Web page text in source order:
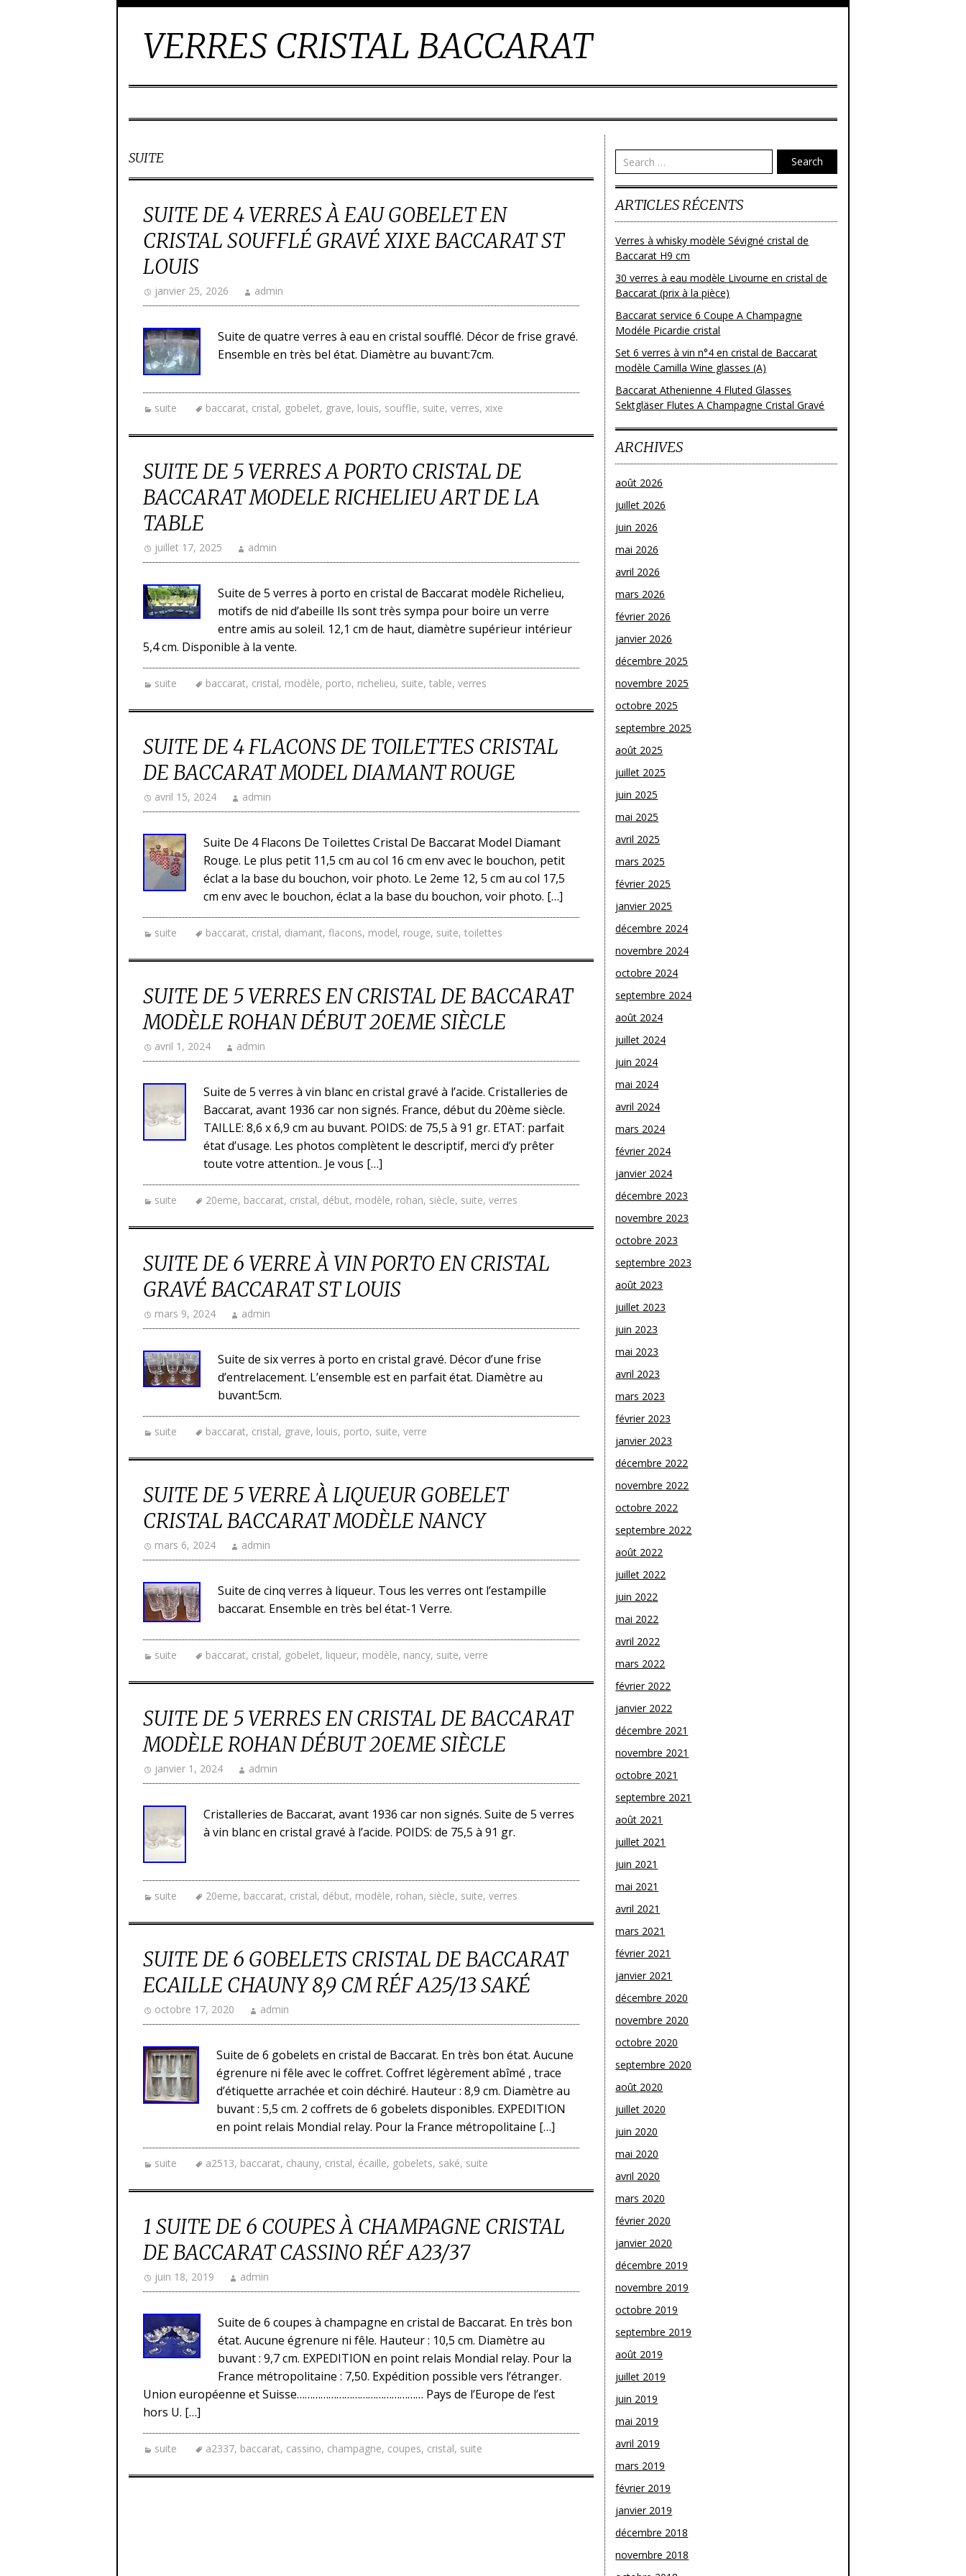
VERRES CRISTAL BACCARAT
SUITE
SUITE DE 4 VERRES À EAU GOBELET EN
CRISTAL SOUFFLÉ GRAVÉ XIXE BACCARAT ST
LOUIS
janvier 25, 2026 admin
Suite de quatre verres à eau en cristal soufflé. Décor de frise gravé.
Ensemble en très bel état. Diamètre au buvant:7cm.
suite baccarat, cristal, gobelet, grave, louis, souffle, suite, verres, xixe
SUITE DE 5 VERRES A PORTO CRISTAL DE
BACCARAT MODELE RICHELIEU ART DE LA
TABLE
juillet 17, 2025 admin
Suite de 5 verres à porto en cristal de Baccarat modèle Richelieu,
motifs de nid d’abeille Ils sont très sympa pour boire un verre
entre amis au soleil. 12,1 cm de haut, diamètre supérieur intérieur
5,4 cm. Disponible à la vente.
suite baccarat, cristal, modèle, porto, richelieu, suite, table, verres
SUITE DE 4 FLACONS DE TOILETTES CRISTAL
DE BACCARAT MODEL DIAMANT ROUGE
avril 15, 2024 admin
Suite De 4 Flacons De Toilettes Cristal De Baccarat Model Diamant
Rouge. Le plus petit 11,5 cm au col 16 cm env avec le bouchon, petit
éclat a la base du bouchon, voir photo. Le 2eme 12, 5 cm au col 17,5
cm env avec le bouchon, éclat a la base du bouchon, voir photo. […]
suite baccarat, cristal, diamant, flacons, model, rouge, suite, toilettes
SUITE DE 5 VERRES EN CRISTAL DE BACCARAT
MODÈLE ROHAN DÉBUT 20EME SIÈCLE
avril 1, 2024 admin
Suite de 5 verres à vin blanc en cristal gravé à l’acide. Cristalleries de
Baccarat, avant 1936 car non signés. France, début du 20ème siècle.
TAILLE: 8,6 x 6,9 cm au buvant. POIDS: de 75,5 à 91 gr. ETAT: parfait
état d’usage. Les photos complètent le descriptif, merci d’y prêter
toute votre attention.. Je vous […]
suite 20eme, baccarat, cristal, début, modèle, rohan, siècle, suite, verres
SUITE DE 6 VERRE À VIN PORTO EN CRISTAL
GRAVÉ BACCARAT ST LOUIS
mars 9, 2024 admin
Suite de six verres à porto en cristal gravé. Décor d’une frise
d’entrelacement. L’ensemble est en parfait état. Diamètre au
buvant:5cm.
suite baccarat, cristal, grave, louis, porto, suite, verre
SUITE DE 5 VERRE À LIQUEUR GOBELET
CRISTAL BACCARAT MODÈLE NANCY
mars 6, 2024 admin
Suite de cinq verres à liqueur. Tous les verres ont l’estampille
baccarat. Ensemble en très bel état-1 Verre.
suite baccarat, cristal, gobelet, liqueur, modèle, nancy, suite, verre
SUITE DE 5 VERRES EN CRISTAL DE BACCARAT
MODÈLE ROHAN DÉBUT 20EME SIÈCLE
janvier 1, 2024 admin
Cristalleries de Baccarat, avant 1936 car non signés. Suite de 5 verres
à vin blanc en cristal gravé à l’acide. POIDS: de 75,5 à 91 gr.
suite 20eme, baccarat, cristal, début, modèle, rohan, siècle, suite, verres
SUITE DE 6 GOBELETS CRISTAL DE BACCARAT
ECAILLE CHAUNY 8,9 CM RÉF A25/13 SAKÉ
octobre 17, 2020 admin
Suite de 6 gobelets en cristal de Baccarat. En très bon état. Aucune
égrenure ni fêle avec le coffret. Coffret légèrement abîmé , trace
d’étiquette arrachée et coin déchiré. Hauteur : 8,9 cm. Diamètre au
buvant : 5,5 cm. 2 coffrets de 6 gobelets disponibles. EXPEDITION
en point relais Mondial relay. Pour la France métropolitaine […]
suite a2513, baccarat, chauny, cristal, écaille, gobelets, saké, suite
1 SUITE DE 6 COUPES À CHAMPAGNE CRISTAL
DE BACCARAT CASSINO RÉF A23/37
juin 18, 2019 admin
Suite de 6 coupes à champagne en cristal de Baccarat. En très bon
état. Aucune égrenure ni fêle. Hauteur : 10,5 cm. Diamètre au
buvant : 9,7 cm. EXPEDITION en point relais Mondial relay. Pour la
France métropolitaine : 7,50. Expédition possible vers l’étranger.
Union européenne et Suisse………………………………………… Pays de l’Europe de l’est
hors U. […]
suite a2337, baccarat, cassino, champagne, coupes, cristal, suite
Search
ARTICLES RÉCENTS
Verres à whisky modèle Sévigné cristal de
Baccarat H9 cm
30 verres à eau modèle Livourne en cristal de
Baccarat (prix à la pièce)
Baccarat service 6 Coupe A Champagne
Modéle Picardie cristal
Set 6 verres à vin n°4 en cristal de Baccarat
modèle Camilla Wine glasses (A)
Baccarat Athenienne 4 Fluted Glasses
Sektgläser Flutes A Champagne Cristal Gravé
ARCHIVES
août 2026
juillet 2026
juin 2026
mai 2026
avril 2026
mars 2026
février 2026
janvier 2026
décembre 2025
novembre 2025
octobre 2025
septembre 2025
août 2025
juillet 2025
juin 2025
mai 2025
avril 2025
mars 2025
février 2025
janvier 2025
décembre 2024
novembre 2024
octobre 2024
septembre 2024
août 2024
juillet 2024
juin 2024
mai 2024
avril 2024
mars 2024
février 2024
janvier 2024
décembre 2023
novembre 2023
octobre 2023
septembre 2023
août 2023
juillet 2023
juin 2023
mai 2023
avril 2023
mars 2023
février 2023
janvier 2023
décembre 2022
novembre 2022
octobre 2022
septembre 2022
août 2022
juillet 2022
juin 2022
mai 2022
avril 2022
mars 2022
février 2022
janvier 2022
décembre 2021
novembre 2021
octobre 2021
septembre 2021
août 2021
juillet 2021
juin 2021
mai 2021
avril 2021
mars 2021
février 2021
janvier 2021
décembre 2020
novembre 2020
octobre 2020
septembre 2020
août 2020
juillet 2020
juin 2020
mai 2020
avril 2020
mars 2020
février 2020
janvier 2020
décembre 2019
novembre 2019
octobre 2019
septembre 2019
août 2019
juillet 2019
juin 2019
mai 2019
avril 2019
mars 2019
février 2019
janvier 2019
décembre 2018
novembre 2018